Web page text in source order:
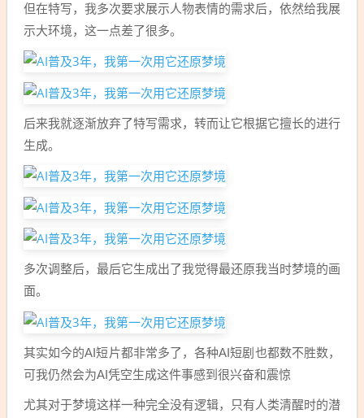
但在特写，我多次要求展示人物表情的需求后，依然给我展
示大环境，这一点差了很多。
后来我就逐渐放弃了特写需求，转而让它根据它擅长的进行
生成。
多次调整后，最后它生成出了我觉得最还原我当时梦境的画
面。
其实如今的AI短片都非常多了，各种AI短剧也都数不胜数，
可我仍然会为AI凭空生成这件事感到很兴奋和震惊
尤其对于梦境这样一种完全没有逻辑，只有人类清醒时的潜